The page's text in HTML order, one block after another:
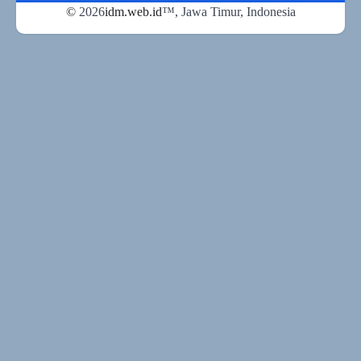
©2026idm.web.id™, Jawa Timur, Indonesia